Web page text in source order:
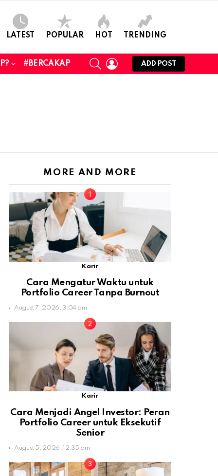
LATEST POPULAR HOT TRENDING
#BERCAKAP
SEARCHLOGIN
ADD POST
MORE AND MORE
Karir
Cara Mengatur Waktu untuk
Portfolio Career Tanpa Burnout
August 7, 2026, 3:04 pm
Karir
Cara Menjadi Angel Investor: Peran
Portfolio Career untuk Eksekutif
Senior
August 5, 2026, 12:35 am